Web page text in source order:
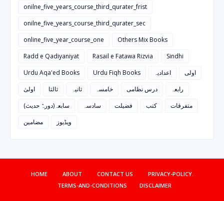
onilne_five_years_course_third_qurater_frist
onilne_five_years_course_third_qurater_sec
online_five_year_course_one
Others Mix Books
Radd e Qadiyaniyat
Rasail e Fatawa Rizvia
Sindhi
Urdu Aqa'ed Books
Urdu Fiqh Books اعدادیہ
اولی
اولیٰ
ثالثا ثانیہ خامسہ درس نظامی
رابعہ
سابعہ(دورہٌ حدیث)
سادسہ فضیلت کتب
متفرقات
مضامین
ویڈیوز
HOME ABOUT CONTACT US
PRIVACY-POLICY.
TERMS-AND-CONDITIONS
DISCLAIMER